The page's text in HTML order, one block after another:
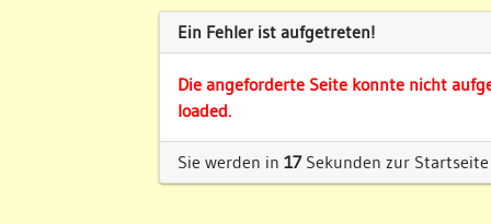
Ein Fehler ist aufgetreten!
Die angeforderte Seite konnte nicht
loaded.
Sie werden in 17Sekunden zur